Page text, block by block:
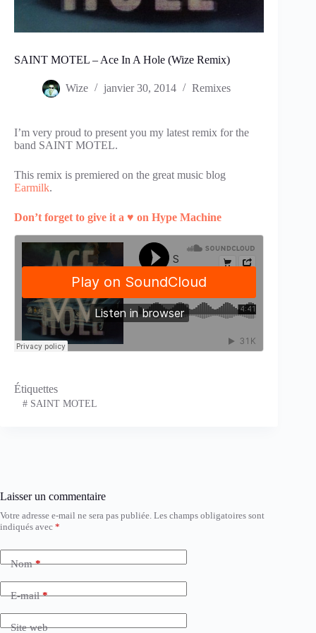
SAINT MOTEL – Ace In A Hole (Wize Remix)
Wize janvier 30, 2014 Remixes
I’m very proud to present you my latest remix for the
band SAINT MOTEL.
This remix is premiered on the great music blog
Earmilk.
Don’t forget to give it a ♥ on Hype Machine
Étiquettes
#SAINT MOTEL
Laisser un commentaire
Votre adresse e-mail ne sera pas publiée. Les champs obligatoires sont
indiqués avec *
Nom*
E-mail*
Site web